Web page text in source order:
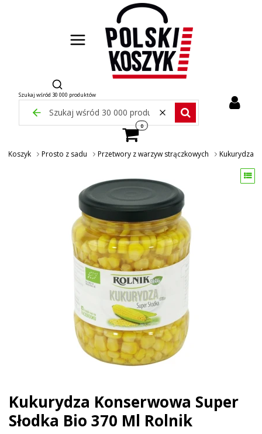
Otwórz wyszukiwarkę
Szukaj wśród 30 000 produktów
Zamknij wyszukiwarkę WyczyśćSzukaj wśród 30 000
Produkty w koszyku: 0. Zobacz
Koszyk Prosto z sadu Przetwory z warzyw strączkowych Kukurydza
Kukurydza Konserwowa Super
Słodka Bio 370 Ml Rolnik